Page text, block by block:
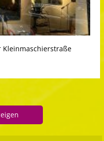
Kleinmaschierstraße